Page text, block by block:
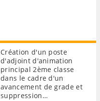
Création d'un poste
d'adjoint d'animation
principal 2ème classe
dans le cadre d'un
avancement de grade et
suppression…